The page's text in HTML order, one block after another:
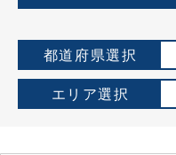
都道府県選択
エリア選択